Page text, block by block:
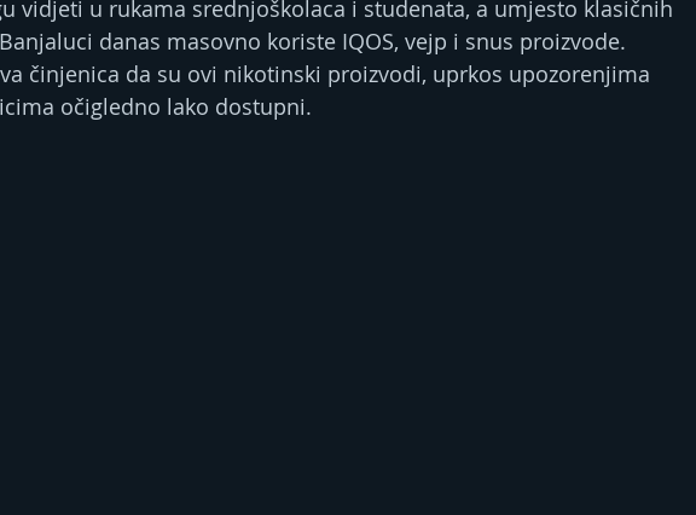
vidjeti u rukama srednjoškolaca i studenata, a umjesto klasičnih
danas masovno koriste IQOS, vejp i snus proizvode.
činjenica da su ovi nikotinski proizvodi, uprkos upozorenjima
očigledno lako dostupni.